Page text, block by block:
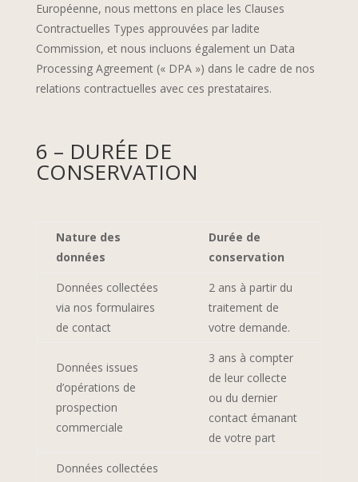
Européenne, nous mettons en place les Clauses
Contractuelles Types approuvées par ladite
Commission, et nous incluons également un Data
Processing Agreement (« DPA ») dans le cadre de nos
relations contractuelles avec ces prestataires.
6 – DURÉE DE
CONSERVATION
Nature des
données
Durée de
conservation
Données collectées
via nos formulaires
de contact
2 ans à partir du
traitement de
votre demande.
Données issues
d’opérations de
prospection
commerciale
3 ans à compter
de leur collecte
ou du dernier
contact émanant
de votre part
Données collectées